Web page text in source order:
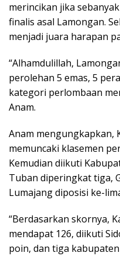
merincikan jika
finalis asal Lamongan.
menjadi juara harapan
“Alhamdulillah,
perolehan 5 emas, 5
kategori perlombaan
Anam.
Anam mengungkapkan,
memuncaki klasemen
Kemudian diikuti
Tuban diperingkat tiga,
Lumajang diposisi ke-
“Berdasarkan skornya,
mendapat 126, diikuti
poin, dan tiga